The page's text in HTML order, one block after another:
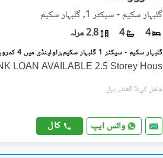
گلبہار سکیم - سیکٹر 1, گلبہار سکیم
4
4 2.8 مرلہ
LOAN AVAILABLE 2.5 Storey Hous
شامل کی:5 گھنٹے پہل
واٹس ایپ کال